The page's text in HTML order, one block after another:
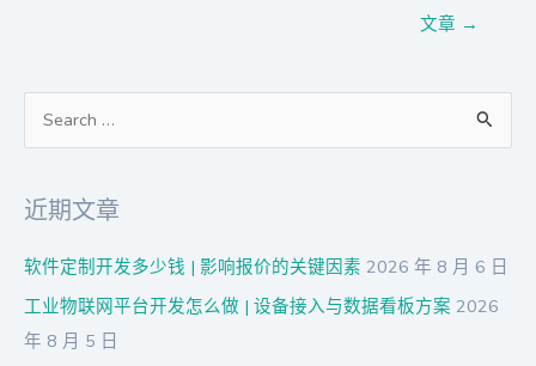
文章 →
：
近期文章
软件定制开发多少钱 | 影响报价的关键因素 2026 年 8 月 6 日
工业物联网平台开发怎么做 | 设备接入与数据看板方案 2026
年 8 月 5 日